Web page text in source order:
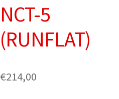
NCT-5
(RUNFLAT)
€214,00